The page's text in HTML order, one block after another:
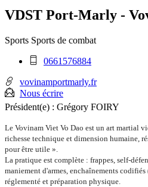
VDST Port-Marly -
Sports Sports de combat
Téléphone
:
0661576884
vovinamportmarly.fr
Nous écrire
Président(e) : Grégory FOIRY
Le Vovinam Viet Vo Dao est un art martial
richesse technique et dimension humaine,
pour être utile ».
La pratique est complète : frappes, self-
maniement d'armes, enchaînements
réglementé et préparation physique.